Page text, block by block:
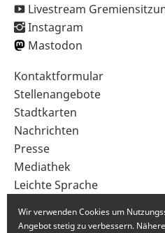
Livestream
Instagram
Mastodon
Sekundärnavigation
im
Fußbereich
Kontaktformular
Stellenangebote
Stadtkarten
Nachrichten
Presse
Mediathek
Leichte Sprache
Wir verwenden Cookies um
Angebot stetig zu verbessern.